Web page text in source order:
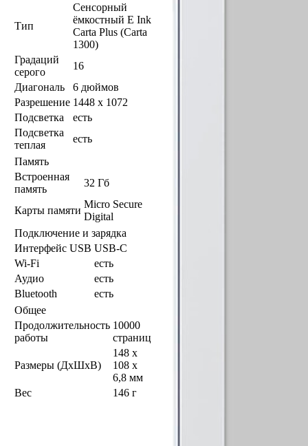
Тип
Сенсорный
ёмкостный E Ink
Carta Plus (Carta
1300)
Градаций
серого
16
Диагональ
6 дюймов
Разрешение 1448 x 1072
Подсветка
есть
Подсветка
теплая
есть
Память
Встроенная
память
32 Гб
Карты памяти
Micro Secure
Digital
Подключение и зарядка
Интерфейс USB USB-C
Wi-Fi
есть
Аудио
есть
Bluetooth
есть
Общее
Продолжительность
работы
10000
страниц
Размеры (ДхШхВ)
148 x
108 x
6,8 мм
Вес
146 г